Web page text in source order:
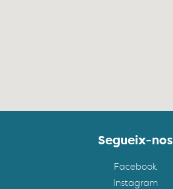
Segueix-nos
Facebook
Instagram